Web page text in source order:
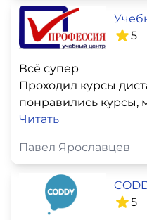
5
Всё супер
Проходил курсы
понравились курсы,
Читать
Павел Ярославцев
5